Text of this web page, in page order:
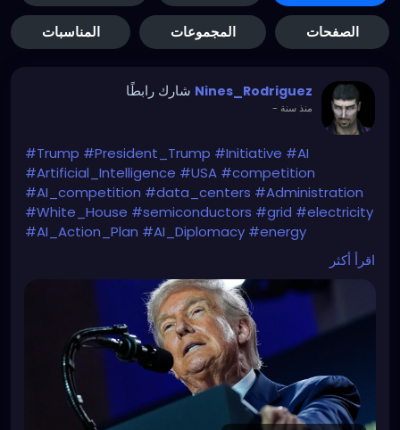
الصفحات المجموعات المناسبات
Nines_Rodriguez شارك رابطًا
منذ سنة -
#Trump #President_Trump #Initiative #AI
#Artificial_Intelligence #USA #competition
#AI_competition #data_centers #Administration
#White_House #semiconductors #grid #electricity
#AI_Action_Plan #AI_Diplomacy #energy
Beware Mr. President of the WATER & ELECTRICITY
CONSUMPTION you will need in order to achieve all
اقرأ أكثر